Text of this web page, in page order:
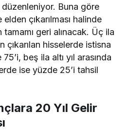
Buna göre
çıkarılması halinde
geri alınacak. Üç ila
çıkarılan hisselerde istisna
beş ila altı yıl arasında
ise yüzde 25’i tahsil
20 Yıl Gelir